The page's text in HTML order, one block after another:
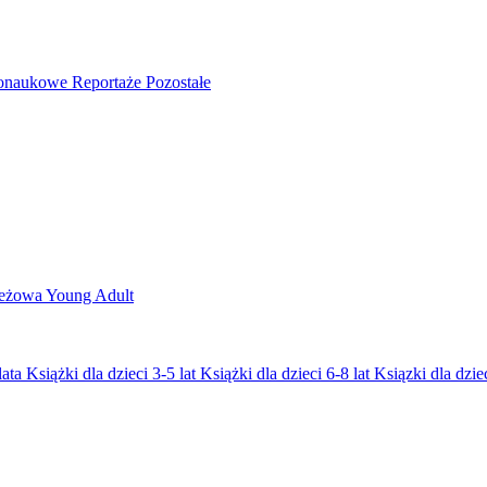
Reportaże Pozostałe
Young Adult
Książki dla dzieci 3-5 lat Książki dla dzieci 6-8 lat Ksiązki dla